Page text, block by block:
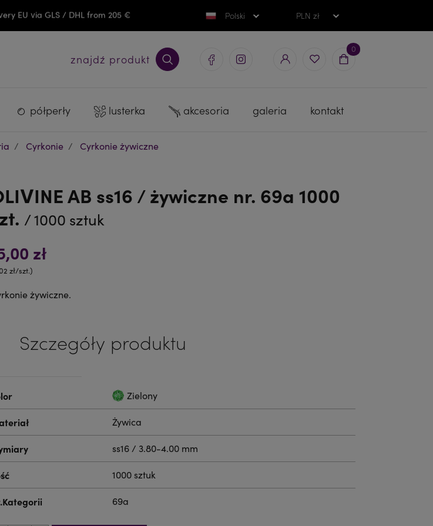
EU via GLS / DHL from 205 € Polski PLN zł
znajdź produkt
0
półperły lusterka akcesoria galeria kontakt
Cyrkonie
Cyrkonie żywiczne
AB ss16 / żywiczne nr. 69a 1000
/ 1000 sztuk
zł
zł/szt.)
żywiczne.
Szczegóły produktu
Zielony
Żywica
ss16 / 3.80-4.00mm
1000 sztuk
69a